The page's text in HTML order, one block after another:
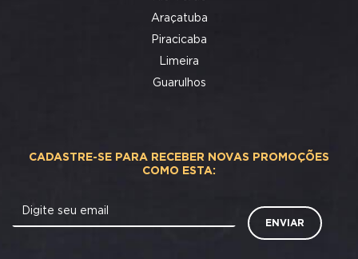
Araçatuba
Piracicaba
Limeira
Guarulhos
CADASTRE-SE PARA RECEBER NOVAS PROMOÇÕES
COMO ESTA:
Digite seu email
ENVIAR